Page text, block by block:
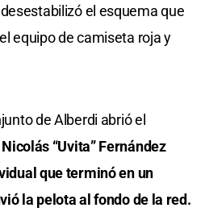
el esquema que
equipo de camiseta roja y
de Alberdi abrió el
“Uvita” Fernández
que terminó en un
la pelota al fondo de la red.